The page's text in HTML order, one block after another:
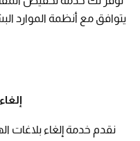
يتوافق مع أنظمة الموارد
نقدم خدمة إلغاء